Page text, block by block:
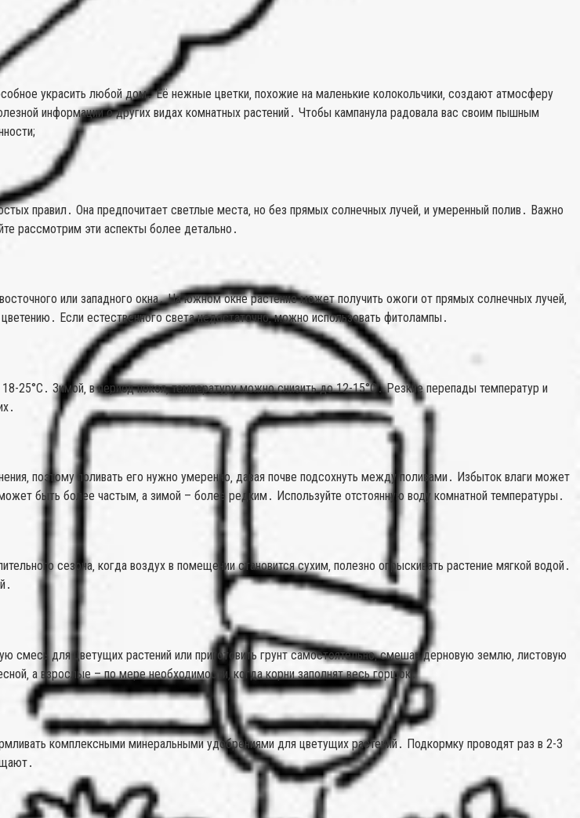
украсить любой дом․ Её нежные цветки‚ похожие на маленькие колокольчики‚ создают атмосферу
информации о других видах комнатных растений․ Чтобы кампанула радовала вас своим пышным
правил․ Она предпочитает светлые места‚ но без прямых солнечных лучей‚ и умеренный полив․ Важно
рассмотрим эти аспекты более детально․
или западного окна․ На южном окне растение может получить ожоги от прямых солнечных лучей‚
Если естественного света недостаточно‚ можно использовать фитолампы․
25°C․ Зимой‚ в период покоя‚ температуру можно снизить до 12-15°C․ Резкие перепады температур и
поэтому поливать его нужно умеренно‚ давая почве подсохнуть между поливами․ Избыток влаги может
быть более частым‚ а зимой – более редким․ Используйте отстоянную воду комнатной температуры․
сезона‚ когда воздух в помещении становится сухим‚ полезно опрыскивать растение мягкой водой․
смесь для цветущих растений или приготовить грунт самостоятельно‚ смешав дерновую землю‚ листовую
а взрослые – по мере необходимости‚ когда корни заполнят весь горшок․
комплексными минеральными удобрениями для цветущих растений․ Подкормку проводят раз в 2-3